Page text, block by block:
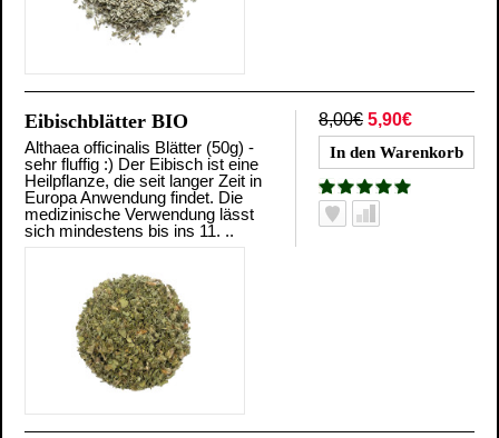
8,00€ 5,90€
Eibischblätter BIO
Althaea officinalis Blätter (50g) -
sehr fluffig :) Der Eibisch ist eine
Heilpflanze, die seit langer Zeit in
Europa Anwendung findet. Die
medizinische Verwendung lässt
sich mindestens bis ins 11. ..